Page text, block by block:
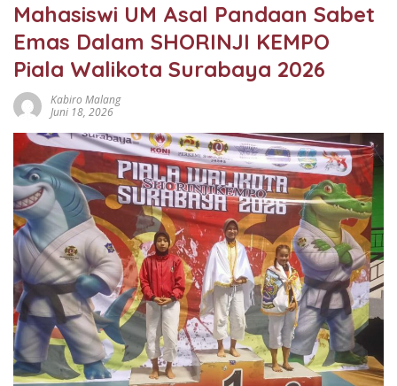
Mahasiswi UM Asal Pandaan Sabet
Emas Dalam SHORINJI KEMPO
Piala Walikota Surabaya 2026
Kabiro Malang
Juni 18, 2026